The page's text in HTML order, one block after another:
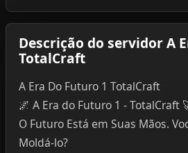
Descrição do servidor A
TotalCraft
A Era Do Futuro 1 TotalCraft
🌌 A Era do Futuro 1 - TotalCraft
O Futuro Está em Suas Mãos.
Moldá-lo?